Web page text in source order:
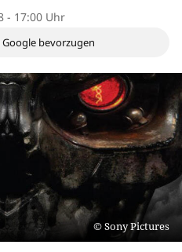
- 17:00 Uhr
bevorzugen
Sony Pictures